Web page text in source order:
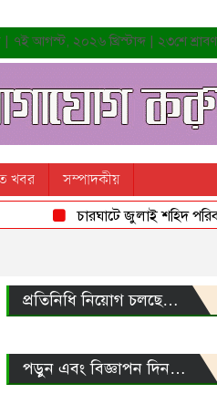
আগস্ট, ২০২৬ খ্রিস্টাব্দ | ২৩শে
খবর সম্পাদকীয়
চারঘাটে জুলাই শহিদ পরিবার
প্রতিনিধি নিয়োগ চলছে…
পড়ুন এবং বিজ্ঞাপন দিন…